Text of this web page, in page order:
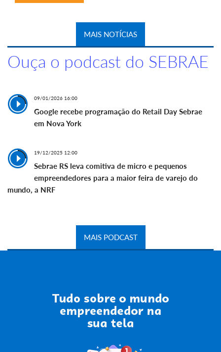
MAIS NOTÍCIAS
Ouça o podcast do SEBRAE
09/01/2026 16:00
Google recebe programação do Retail Day Sebrae
em Nova York
19/12/2025 12:00
Sebrae RS leva comitiva de micro e pequenos
empreendedores para a maior feira de varejo do
mundo, a NRF
MAIS PODCAST